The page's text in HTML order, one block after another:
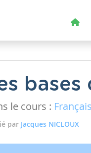
le cours : Français
par Jacques NICLOUX